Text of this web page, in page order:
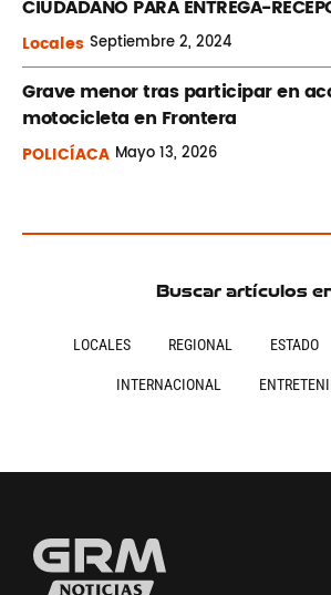
CIUDADANO PARA ENTREGA-
Locales Septiembre2, 2024
Grave menor tras participar en
motocicleta en Frontera
POLICÍACA Mayo13, 2026
Buscar artículos
LOCALES REGIONAL ESTADO
INTERNACIONAL